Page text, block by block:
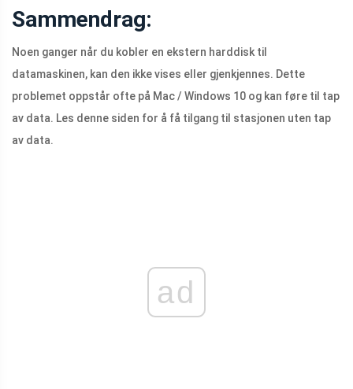
Sammendrag:
Noen ganger når du kobler en ekstern harddisk til
datamaskinen, kan den ikke vises eller gjenkjennes. Dette
problemet oppstår ofte på Mac / Windows 10 og kan føre til tap
av data. Les denne siden for å få tilgang til stasjonen uten tap
av data.
ad